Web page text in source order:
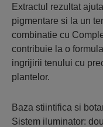
Extractul rezultat
pigmentare si la un
combinatie cu
contribuie la o
ingrijirii tenului cu
plantelor.
Baza stiintifica si
Sistem iluminator: